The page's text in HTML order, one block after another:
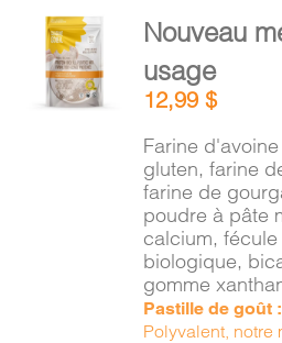
AJOUTER
AU
PANIER
/
DÉTAILS
Nouveau
usage
12,99$
Farine
gluten, farine
farine de
poudre à pâte
calcium,
biologique,
gomme
Pastille de goût
Polyvalent, notre